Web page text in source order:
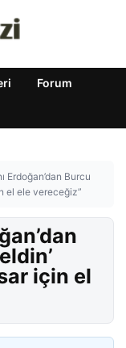
Forum
Erdoğan’dan Burcu
el ele vereceğiz”
için el